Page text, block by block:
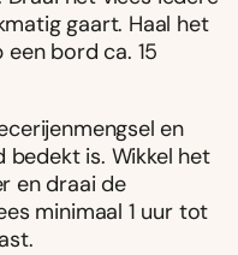
gaart. Haal het
bord ca. 15
en
is. Wikkel het
en draai de
minimaal 1 uur tot